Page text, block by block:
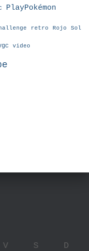
PlayPokémon
retro Rojo Sol
video
V S D